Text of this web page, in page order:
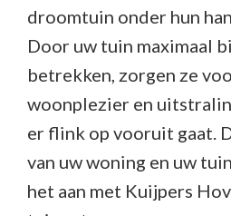
droomtuin onder hun
Door uw tuin maximaal
betrekken, zorgen ze
woonplezier en
er flink op vooruit gaat.
van uw woning en uw
het aan met Kuijpers